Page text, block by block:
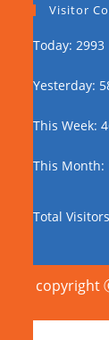
Visitor
Today: 2993
Yesterday:
This Week:
This Month:
Total
copyright